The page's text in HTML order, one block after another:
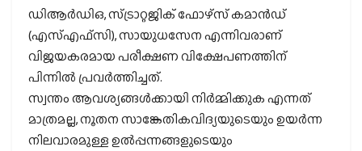
ഡിആര്‍ഡിഒ, സ്ട്രാറ്റജിക് ഫോഴ്‌സ് കമാന്‍ഡ്
(എസ്എഫ്‌സി), സായുധസേന എന്നിവരാണ്
വിജയകരമായ പരീക്ഷണ വിക്ഷേപണത്തിന്
പിന്നില്‍ പ്രവര്‍ത്തിച്ചത്.
സ്വന്തം ആവശ്യങ്ങള്‍ക്കായി നിര്‍മ്മിക്കുക എന്നത്
മാത്രമല്ല, നൂതന സാങ്കേതികവിദ്യയുടെയും ഉയര്‍ന്ന
നിലവാരമുള്ള ഉല്‍പ്പന്നങ്ങളുടെയും